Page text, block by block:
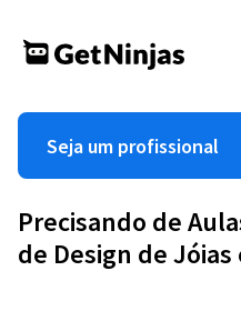
Seja um profissional
Precisando de
de Design de Jóias